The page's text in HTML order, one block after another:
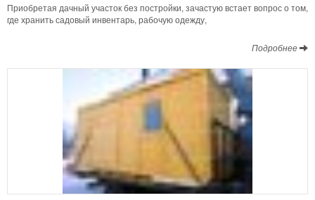
Приобретая дачный участок без постройки, зачастую встает вопрос о том,
где хранить садовый инвентарь, рабочую одежду,
Подробнее